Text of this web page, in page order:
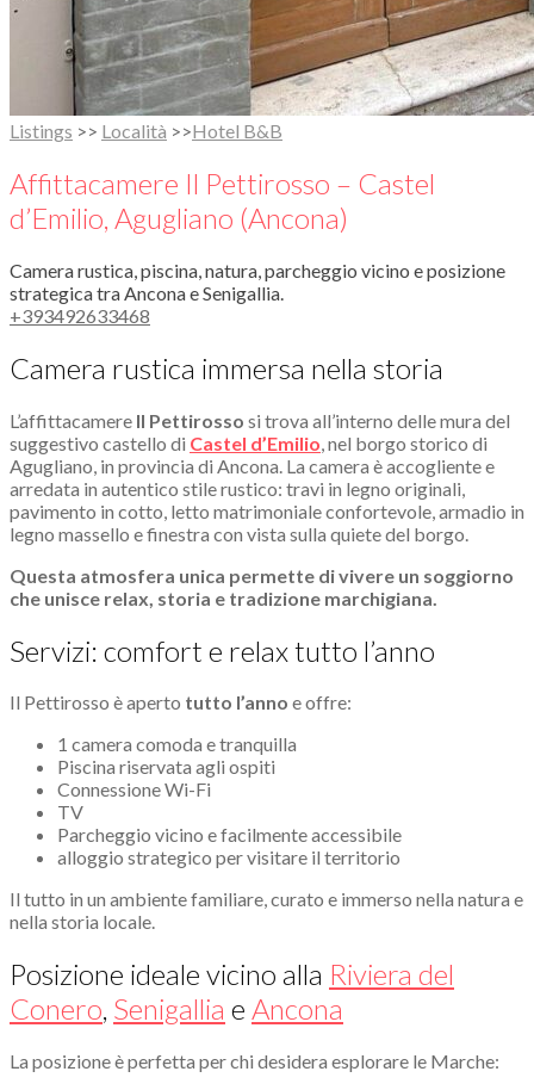
Listings >> Località >>Hotel B&B
Affittacamere Il Pettirosso – Castel
d’Emilio, Agugliano (Ancona)
Camera rustica, piscina, natura, parcheggio vicino e posizione
strategica tra Ancona e Senigallia.
+393492633468
Camera rustica immersa nella storia
L’affittacamere Il Pettirosso si trova all’interno delle mura del
suggestivo castello di Castel d’Emilio , nel borgo storico di
Agugliano, in provincia di Ancona. La camera è accogliente e
arredata in autentico stile rustico: travi in legno originali,
pavimento in cotto, letto matrimoniale confortevole, armadio in
legno massello e finestra con vista sulla quiete del borgo.
Questa atmosfera unica permette di vivere un soggiorno
che unisce relax, storia e tradizione marchigiana.
Servizi: comfort e relax tutto l’anno
Il Pettirosso è aperto tutto l’anno e offre:
1 camera comoda e tranquilla
Piscina riservata agli ospiti
Connessione Wi-Fi
TV
Parcheggio vicino e facilmente accessibile
alloggio strategico per visitare il territorio
Il tutto in un ambiente familiare, curato e immerso nella natura e
nella storia locale.
Posizione ideale vicino alla Riviera del
Conero, Senigallia e Ancona
La posizione è perfetta per chi desidera esplorare le Marche: